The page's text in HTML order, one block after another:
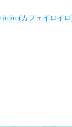
カフェイロイ